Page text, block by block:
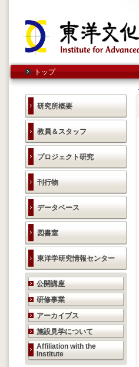
トップ
研究所概要
教員＆スタッフ
プロジェクト研究
刊行物
データベース
図書室
東洋学研究情報センター
研究活動のご案内
公開講座
研修事業
アーカイブス
施設見学について
Affiliation with the
Institute